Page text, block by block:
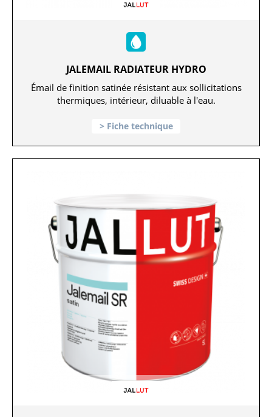
JALEMAIL RADIATEUR HYDRO
Émail de finition satinée résistant aux sollicitations
thermiques, intérieur, diluable à l'eau.
Fiche technique